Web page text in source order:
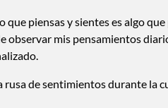
piensas y sientes es algo
observar mis pensamientos
de sentimientos durante la